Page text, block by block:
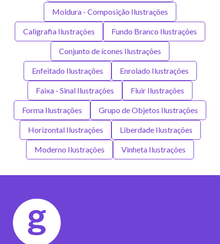
Moldura - Composição Ilustrações
Caligrafia Ilustrações Fundo Branco Ilustrações
Conjunto de ícones Ilustrações
Enfeitado Ilustrações Enrolado Ilustrações
Faixa - Sinal Ilustrações Fluir Ilustrações
Forma Ilustrações Grupo de Objetos Ilustrações
Horizontal Ilustrações Liberdade Ilustrações
Moderno Ilustrações Vinheta Ilustrações